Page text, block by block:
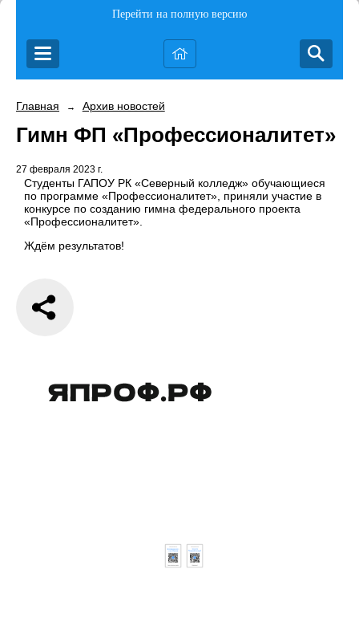
Перейти на полную версию
Главная → Архив новостей
Гимн ФП «Профессионалитет»
27 февраля 2023 г.
Студенты ГАПОУ РК «Северный колледж» обучающиеся
по программе «Профессионалитет», приняли участие в
конкурсе по созданию гимна федерального проекта
«Профессионалитет».
Ждём результатов!